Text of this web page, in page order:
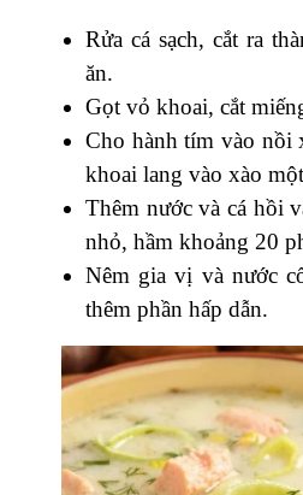
Rửa cá sạch, cắt ra
ăn.
Gọt vỏ khoai, cắt
Cho hành tím vào nồi
khoai lang vào xào
Thêm nước và cá hồi
nhỏ, hầm khoảng 20
Nêm gia vị và nước
thêm phần hấp dẫn.